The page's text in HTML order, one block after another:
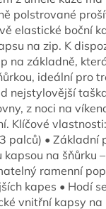
polstrované
elastické boční
na zip. K
na základně,
ideální pro
nejstylovější
z noci na
Klíčové
palců) • Základní
kapsou na šňůrku
ramenní
kapes • Hodí
vnitřní kapsy na